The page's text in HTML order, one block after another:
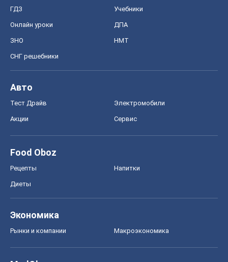
ГДЗ Учебники
Онлайн уроки ДПА
ЗНО НМТ
СНГ решебники
Авто
Тест Драйв Электромобили
Акции Сервис
Food Oboz
Рецепты Напитки
Диеты
Экономика
Рынки и компании Mакроэкономика